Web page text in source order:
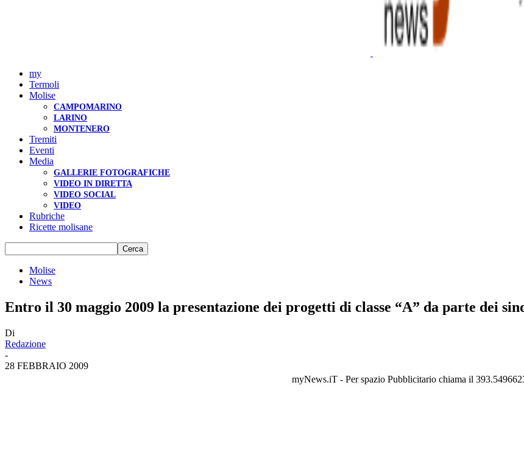
my
Termoli
Molise
CAMPOMARINO
LARINO
MONTENERO
Tremiti
Eventi
Media
GALLERIE FOTOGRAFICHE
VIDEO IN DIRETTA
VIDEO SOCIAL
VIDEO
Rubriche
Ricette molisane
Molise
News
Entro il 30 maggio 2009 la presentazione dei progetti di classe “A” da parte dei
Di
Redazione
-
28 FEBBRAIO 2009
myNews.iT - Per spazio Pubblicitario chiama il